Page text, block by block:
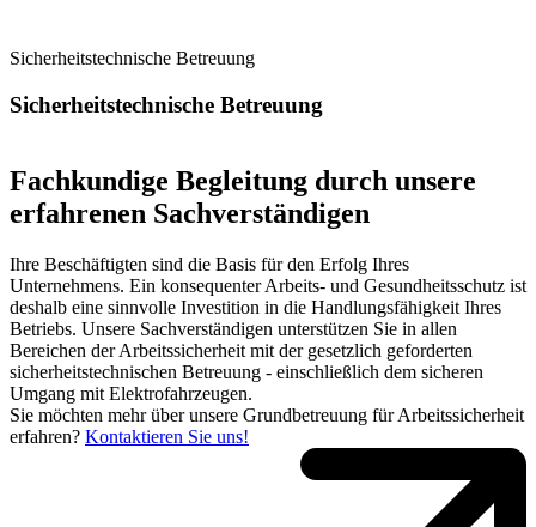
Sicherheitstechnische Betreuung
Sicherheitstechnische Betreuung
Fachkundige Begleitung durch unsere
erfahrenen Sachverständigen
Ihre Beschäftigten sind die Basis für den Erfolg Ihres
Unternehmens. Ein konsequenter Arbeits- und Gesundheitsschutz ist
deshalb eine sinnvolle Investition in die Handlungsfähigkeit Ihres
Betriebs. Unsere Sachverständigen unterstützen Sie in allen
Bereichen der Arbeitssicherheit mit der gesetzlich geforderten
sicherheitstechnischen Betreuung - einschließlich dem sicheren
Umgang mit Elektrofahrzeugen.
Sie möchten mehr über unsere Grundbetreuung für Arbeitssicherheit
erfahren? Kontaktieren Sie uns!